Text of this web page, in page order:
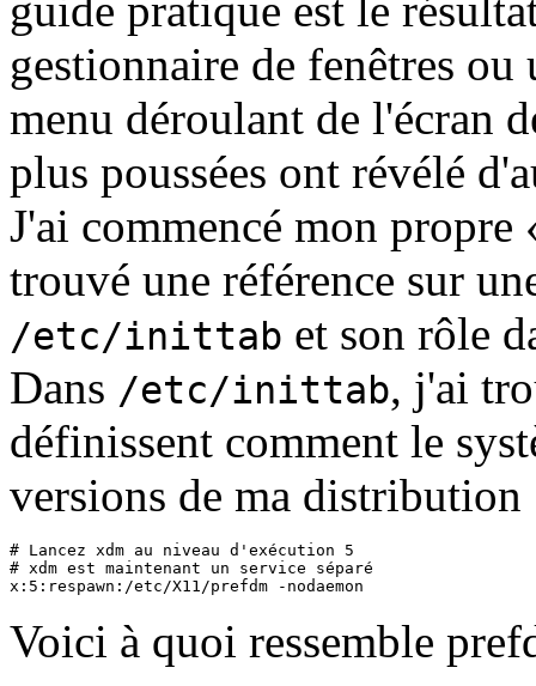
gestionnaire de fenêtres
menu déroulant de l'écran
plus poussées ont révélé
J'ai commencé mon propre
trouvé une référence sur
/etc/inittab et son rôle
Dans /etc/inittab, j'ai
définissent comment le
versions de ma distribution
# Lancez xdm au niveau d'exécution 5
# xdm est maintenant un service séparé
Voici à quoi ressemble